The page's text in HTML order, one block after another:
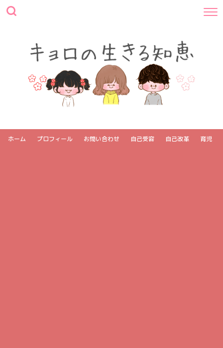
ホーム プロフィール お問い合わせ 自己受容 自己改革 育児